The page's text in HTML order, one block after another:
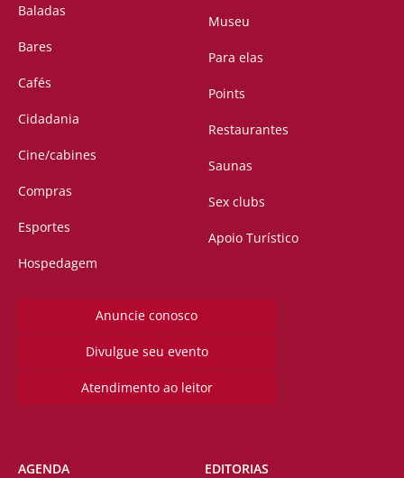
Baladas
Bares
Cafés
Cidadania
Cine/cabines
Compras
Esportes
Hospedagem
Museu
Para elas
Points
Restaurantes
Saunas
Sex clubs
Apoio Turístico
Anuncie conosco
Divulgue seu evento
Atendimento ao leitor
AGENDA EDITORIAS